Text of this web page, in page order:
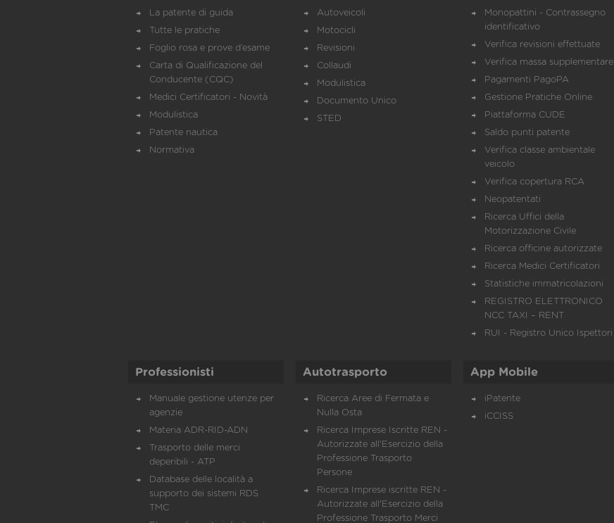
La patente di guida
Tutte le pratiche
Foglio rosa e prove d’esame
Carta di Qualificazione del
Conducente (CQC)
Medici Certificatori - Novità
Modulistica
Patente nautica
Normativa
Autoveicoli
Motocicli
Revisioni
Collaudi
Modulistica
Documento Unico
STED
Monopattini - Contrassegno
identificativo
Verifica revisioni effettuate
Verifica massa supplementare
Pagamenti PagoPA
Gestione Pratiche Online
Piattaforma CUDE
Saldo punti patente
Verifica classe ambientale
veicolo
Verifica copertura RCA
Neopatentati
Ricerca Uffici della
Motorizzazione Civile
Ricerca officine autorizzate
Ricerca Medici Certificatori
Statistiche immatricolazioni
REGISTRO ELETTRONICO
NCC TAXI – RENT
RUI - Registro Unico Ispettori
Professionisti
Manuale gestione utenze per
agenzie
Materia ADR-RID-ADN
Trasporto delle merci
deperibili - ATP
Database delle località a
supporto dei sistemi RDS
TMC
Autotrasporto
Ricerca Aree di Fermata e
Nulla Osta
Ricerca Imprese Iscritte REN -
Autorizzate all'Esercizio della
Professione Trasporto
Persone
Ricerca Imprese iscritte REN -
Autorizzate all'Esercizio della
Professione Trasporto Merci
App Mobile
iPatente
iCCISS